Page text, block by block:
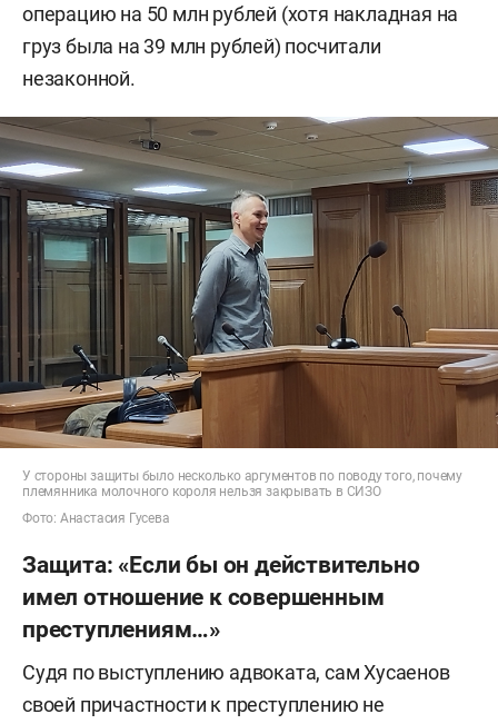
операцию на 50 млн рублей (хотя накладная на
груз была на 39 млн рублей) посчитали
незаконной.
У стороны защиты было несколько аргументов по поводу того, почему
племянника молочного короля нельзя закрывать в СИЗО
Фото: Анастасия Гусева
Защита: «Если бы он действительно
имел отношение к совершенным
преступлениям…»
Судя по выступлению адвоката, сам Хусаенов
своей причастности к преступлению не